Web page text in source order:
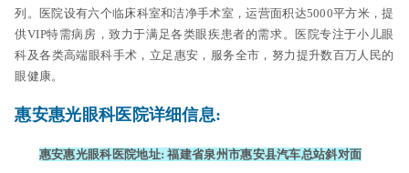
列。医院设有六个临床科室和洁净手术室，运营面积达5000平方米，提
供VIP特需病房，致力于满足各类眼疾患者的需求。医院专注于小儿眼
科及各类高端眼科手术，立足惠安，服务全市，努力提升数百万人民的
眼健康。
惠安惠光眼科医院详细信息:
惠安惠光眼科医院地址: 福建省泉州市惠安县汽车总站斜对面